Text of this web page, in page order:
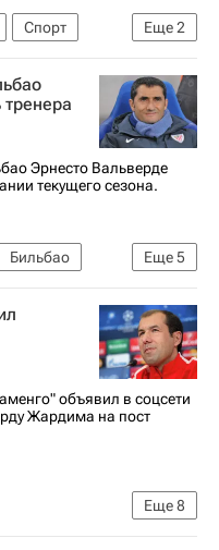
Еще2
Спорт
Эрнесто Вальверде
текущего сезона.
Еще5
Бильбао
объявил в соцсети
Жардима на пост
Еще8
Жардим